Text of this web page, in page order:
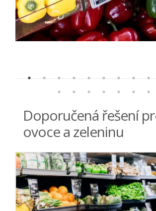
Doporučená řešení
ovoce a zeleninu